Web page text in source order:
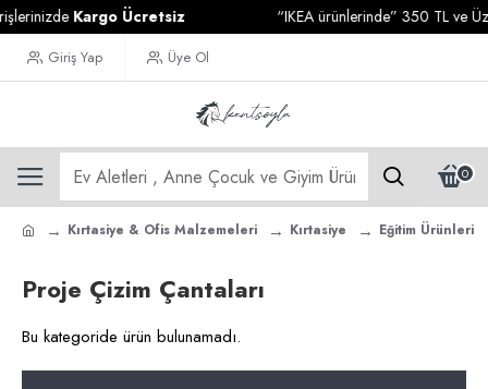
Kargo Ücretsiz “IKEA ürünlerinde” 350 TL ve
Giriş Yap Üye Ol
0
Kırtasiye & Ofis Malzemeleri Kırtasiye Eğitim Ürünleri
Proje Çizim Çantaları
Bu kategoride ürün bulunamadı.